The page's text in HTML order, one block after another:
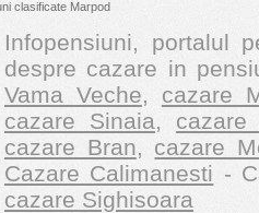
clasificate Marpod
Infopensiuni, portalul
despre cazare in
Vama Veche, cazare
cazare Sinaia, cazare
cazare Bran, cazare
Cazare Calimanesti -
cazare Sighisoara